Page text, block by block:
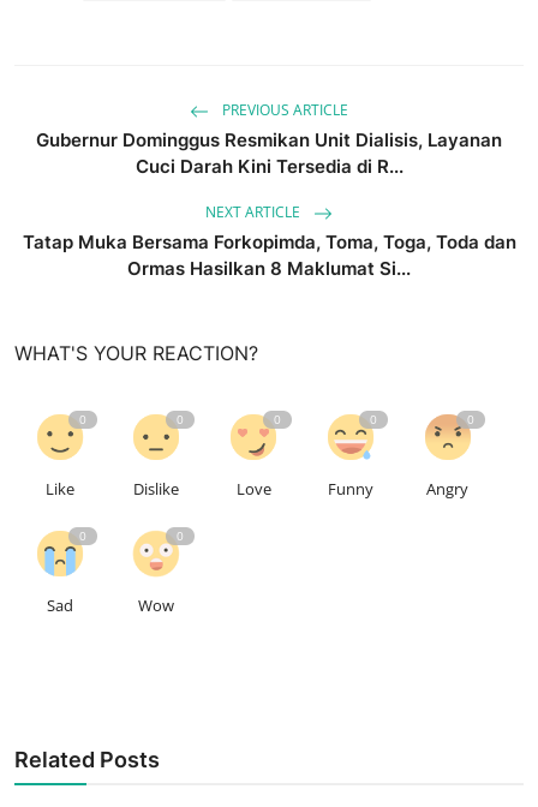
PREVIOUS ARTICLE
Gubernur Dominggus Resmikan Unit Dialisis, Layanan
Cuci Darah Kini Tersedia di R...
NEXT ARTICLE
Tatap Muka Bersama Forkopimda, Toma, Toga, Toda dan
Ormas Hasilkan 8 Maklumat Si...
WHAT'S YOUR REACTION?
0
Like
0
Dislike
0
Love
0
Funny
0
Angry
0
Sad
0
Wow
Related Posts